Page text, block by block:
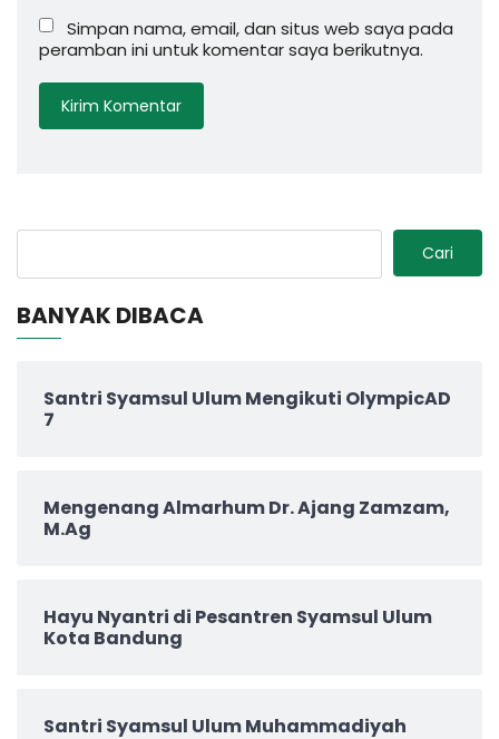
Simpan nama, email, dan situs web saya pada
peramban ini untuk komentar saya berikutnya.
Cari
BANYAK DIBACA
Santri Syamsul Ulum Mengikuti OlympicAD
7
Mengenang Almarhum Dr. Ajang Zamzam,
M.Ag
Hayu Nyantri di Pesantren Syamsul Ulum
Kota Bandung
Santri Syamsul Ulum Muhammadiyah